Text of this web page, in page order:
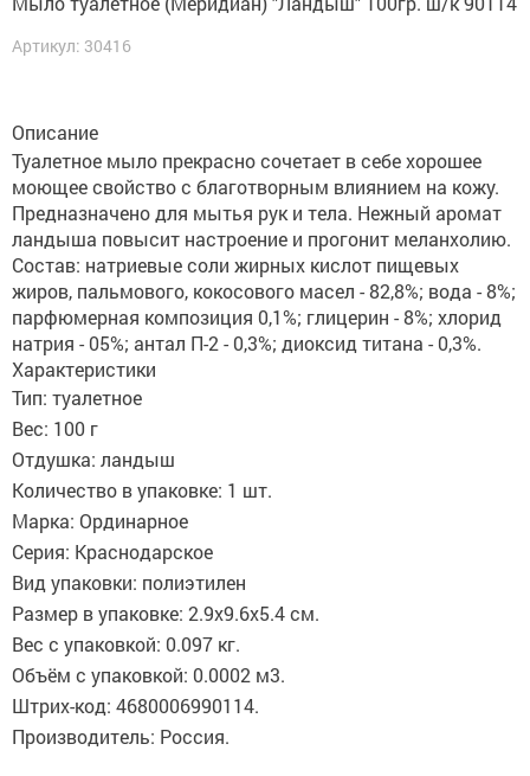
Артикул: 30416
Описание
Туалетное мыло прекрасно сочетает в себе хорошее
моющее свойство с благотворным влиянием на кожу.
Предназначено для мытья рук и тела. Нежный аромат
ландыша повысит настроение и прогонит меланхолию.
Состав: натриевые соли жирных кислот пищевых
жиров, пальмового, кокосового масел - 82,8%; вода - 8%;
парфюмерная композиция 0,1%; глицерин - 8%; хлорид
натрия - 05%; антал П-2 - 0,3%; диоксид титана - 0,3%.
Характеристики
Тип: туалетное
Вес: 100 г
Отдушка: ландыш
Количество в упаковке: 1 шт.
Марка: Ординарное
Серия: Краснодарское
Вид упаковки: полиэтилен
Размер в упаковке: 2.9x9.6x5.4 см.
Вес с упаковкой: 0.097 кг.
Объём с упаковкой: 0.0002 м3.
Штрих-код: 4680006990114.
Производитель: Россия.